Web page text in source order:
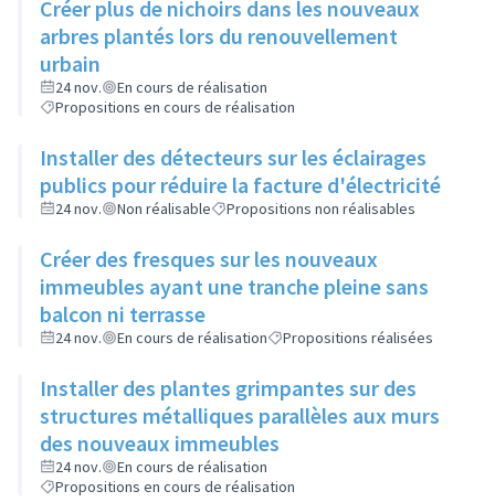
Créer plus de nichoirs dans les nouveaux
arbres plantés lors du renouvellement
urbain
24 nov.
En cours de réalisation
Propositions en cours de réalisation
Installer des détecteurs sur les éclairages
publics pour réduire la facture d'électricité
24 nov. Non réalisable Propositions non réalisables
Créer des fresques sur les nouveaux
immeubles ayant une tranche pleine sans
balcon ni terrasse
24 nov. En cours de réalisation Propositions réalisées
Installer des plantes grimpantes sur des
structures métalliques parallèles aux murs
des nouveaux immeubles
24 nov.
En cours de réalisation
Propositions en cours de réalisation